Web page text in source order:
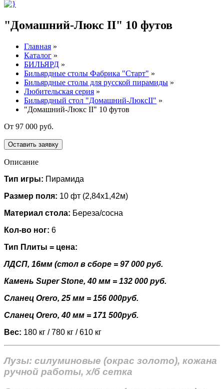
"Домашний-Люкс II" 10 футов
Главная »
Каталог »
БИЛЬЯРД »
Бильярдные столы Фабрика "Старт" »
Бильярдные столы для русской пирамиды »
Любительская серия »
Бильярдный стол "Домашний-ЛюксII" »
"Домашний-Люкс II" 10 футов
От 97 000 руб.
Оставить заявку
Описание
Тип игры: Пирамида
Размер поля: 10 фт (2,84х1,42м)
Материал стола: Береза/сосна
Кол-во ног: 6
Тип Плиты = цена:
ЛДСП, 16мм (стол в сборе = 97 000 руб.
Камень Super Stone, 40 мм = 132 000 руб.
Сланец Orero, 25 мм = 156 000руб.
Сланец Orero, 40 мм = 171 500руб.
Вес: 180 кг / 780 кг / 610 кг
Лузы: силуминовые (окрас золото), кожана
ручной работы, х/б сетка